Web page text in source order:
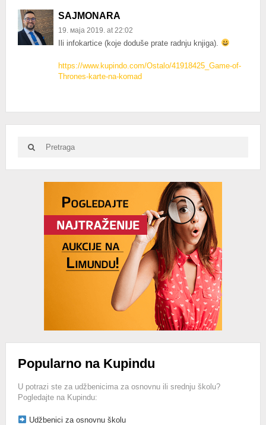
SAJMONARA
19. маја 2019. at 22:02
Ili infokartice (koje doduše prate radnju knjiga).
https://www.kupindo.com/Ostalo/41918425_Game-of-
Thrones-karte-na-komad
for:
Search
Popularno na Kupindu
U potrazi ste za udžbenicima za osnovnu ili srednju školu?
Pogledajte na Kupindu:
Udžbenici za osnovnu školu